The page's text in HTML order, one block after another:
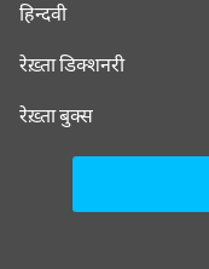
हिन्दवी
रेख़्ता डिक्शनरी
रेख़्ता बुक्स